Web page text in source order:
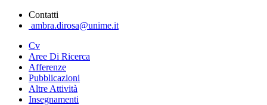
Contatti
ambra.dirosa@unime.it
Cv
Aree Di Ricerca
Afferenze
Pubblicazioni
Altre Attività
Insegnamenti